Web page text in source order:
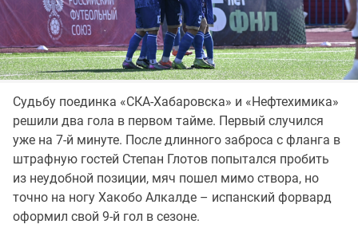
Судьбу поединка «СКА-Хабаровска» и «Нефтехимика»
решили два гола в первом тайме. Первый случился
уже на 7-й минуте. После длинного заброса с фланга в
штрафную гостей Степан Глотов попытался пробить
из неудобной позиции, мяч пошел мимо створа, но
точно на ногу Хакобо Алкалде – испанский форвард
оформил свой 9-й гол в сезоне.